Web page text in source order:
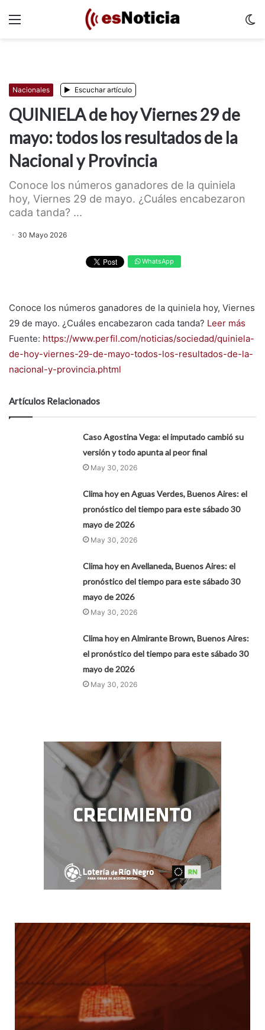
Nacionales Escuchar artículo
QUINIELA de hoy Viernes 29 de
mayo: todos los resultados de la
Nacional y Provincia
Conoce los números ganadores de la quiniela
hoy, Viernes 29 de mayo. ¿Cuáles encabezaron
cada tanda? ...
30 Mayo 2026
WhatsApp
Conoce los números ganadores de la quiniela hoy, Viernes
29 de mayo. ¿Cuáles encabezaron cada tanda? Leer más
Fuente: https://www.perfil.com/noticias/sociedad/quiniela-
de-hoy-viernes-29-de-mayo-todos-los-resultados-de-la-
nacional-y-provincia.phtml
Artículos Relacionados
Caso Agostina Vega: el imputado cambió su
versión y todo apunta al peor final
May 30, 2026
Clima hoy en Aguas Verdes, Buenos Aires: el
pronóstico del tiempo para este sábado 30
mayo de 2026
May 30, 2026
Clima hoy en Avellaneda, Buenos Aires: el
pronóstico del tiempo para este sábado 30
mayo de 2026
May 30, 2026
Clima hoy en Almirante Brown, Buenos Aires:
el pronóstico del tiempo para este sábado 30
mayo de 2026
May 30, 2026